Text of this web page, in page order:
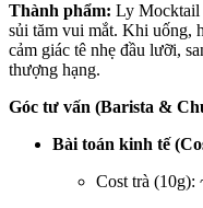
Thành phẩm: Ly Mocktail
sủi tăm vui mắt. Khi uống,
cảm giác tê nhẹ đầu lưỡi,
thượng hạng.
Góc tư vấn (Barista &
Bài toán kinh tế
Cost trà (10g):